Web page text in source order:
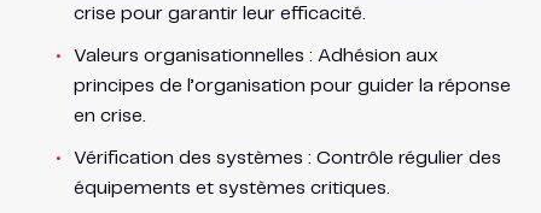
crise pour garantir leur efficacité.
Valeurs organisationnelles : Adhésion aux
principes de l’organisation pour guider la réponse
en crise.
Vérification des systèmes : Contrôle régulier des
équipements et systèmes critiques.